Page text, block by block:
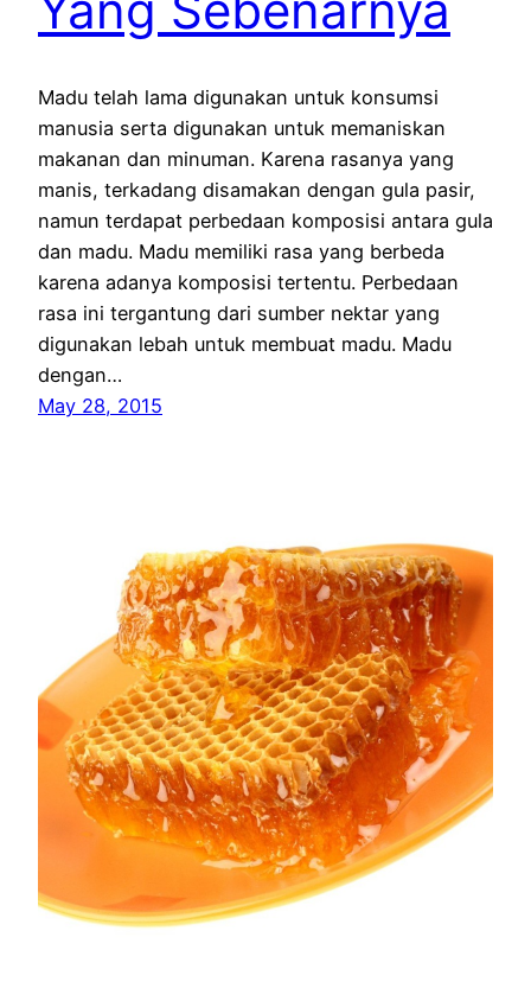
Madu telah lama digunakan untuk konsumsi
manusia serta digunakan untuk memaniskan
makanan dan minuman. Karena rasanya yang
manis, terkadang disamakan dengan gula pasir,
namun terdapat perbedaan komposisi antara gula
dan madu. Madu memiliki rasa yang berbeda
karena adanya komposisi tertentu. Perbedaan
rasa ini tergantung dari sumber nektar yang
digunakan lebah untuk membuat madu. Madu
dengan…
May 28, 2015